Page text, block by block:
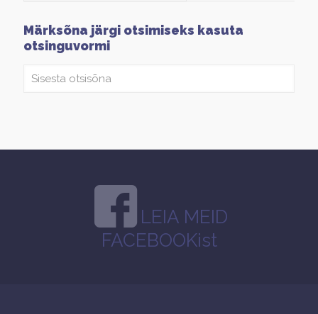
Märksõna järgi otsimiseks kasuta
otsinguvormi
LEIA MEID
FACEBOOKist